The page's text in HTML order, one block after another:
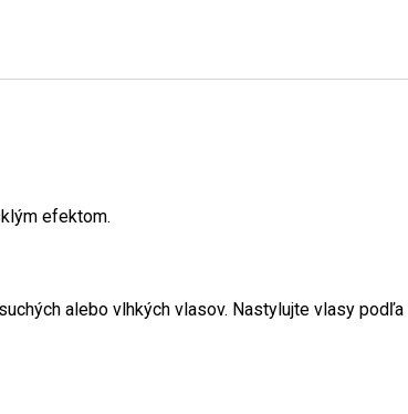
efektom.
alebo vlhkých vlasov. Nastylujte vlasy podľa